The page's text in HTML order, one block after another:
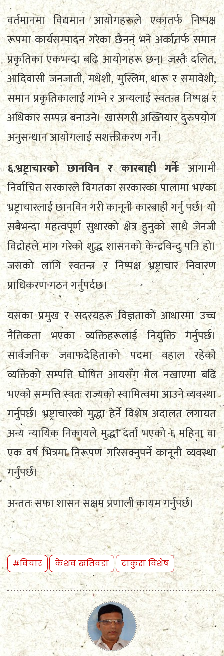
वर्तमानमा विद्यमान आयोगहरूले एकातर्फ निष्पक्ष
रूपमा कार्यसम्पादन गरेका छैनन् भने अर्कातर्फ समान
प्रकृतिका एकभन्दा बढि आयोगहरू छन्। जस्तैः दलित,
आदिवासी जनजाती, मधेशी, मुस्लिम, थारू र समावेशी,
समान प्रकृतिकालाई गाभ्ने र अन्यलाई स्वतन्त्र निष्पक्ष र
अधिकार सम्पन्न बनाउने। खासगरी अख्तियार दुरुपयोग
अनुसन्धान आयोगलाई सशक्तीकरण गर्ने।
६.भ्रष्ट्राचारको छानविन र कारबाही गर्नेःआगामी
निर्वाचित सरकारले विगतका सरकारका पालामा भएका
भ्रष्ट्राचारलाई छानविन गरी कानूनी कारबाही गर्नु पर्छ। यो
सबैभन्दा महत्वपूर्ण सुधारको क्षेत्र हुनुको साथै जेनजी
विद्रोहले माग गरेको शुद्ध शासनको केन्द्रविन्दु पनि हो।
जसको लागि स्वतन्त्र र निष्पक्ष भ्रष्ट्राचार निवारण
प्राधिकरण गठन गर्नुपर्दछ।
यसका प्रमुख र सदस्यहरू विज्ञताको आधारमा उच्च
नैतिकता भएका व्यक्तिहरूलाई नियुक्ति गर्नुपर्छ।
सार्वजनिक जवाफदेहिताको पदमा वहाल रहेको
व्यक्तिको सम्पत्ति घोषित आयसँग मेल नखाएमा बढि
भएको सम्पत्ति स्वतः राज्यको स्वामित्वमा आउने व्यवस्था
गर्नुपर्छ। भ्रष्ट्राचारको मुद्धा हेर्ने विशेष अदालत लगायत
अन्य न्यायिक निकायले मुद्धा दर्ता भएको ६ महिना वा
एक वर्ष भित्रमा निरूपण गरिसक्नुपर्ने कानूनी व्यवस्था
गर्नुपर्छ।
अन्ततः सफा शासन सक्षम प्रणाली कायम गर्नुपर्छ।
#विचार केशव खतिवडा टाकुरा विशेष